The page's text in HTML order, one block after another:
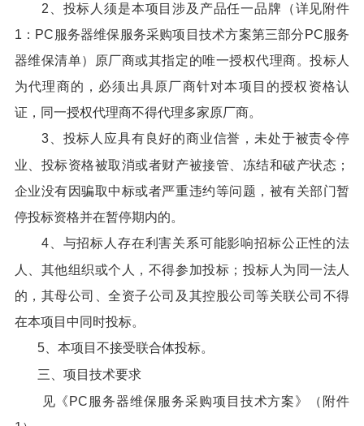
2、投标人须是本项目涉及产品任一品牌（详见附件
1：PC服务器维保服务采购项目技术方案第三部分PC服务
器维保清单）原厂商或其指定的唯一授权代理商。投标人
为代理商的，必须出具原厂商针对本项目的授权资格认
证，同一授权代理商不得代理多家原厂商。
3、投标人应具有良好的商业信誉，未处于被责令停
业、投标资格被取消或者财产被接管、冻结和破产状态；
企业没有因骗取中标或者严重违约等问题，被有关部门暂
停投标资格并在暂停期内的。
4、与招标人存在利害关系可能影响招标公正性的法
人、其他组织或个人，不得参加投标；投标人为同一法人
的，其母公司、全资子公司及其控股公司等关联公司不得
在本项目中同时投标。
5、本项目不接受联合体投标。
三、项目技术要求
见《PC服务器维保服务采购项目技术方案》（附件